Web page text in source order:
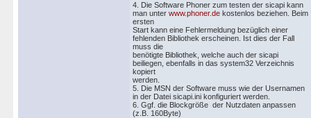
4. Die Software Phoner zum testen der sicapi kann
man unter www.phoner.de kostenlos beziehen. Beim
ersten
Start kann eine Fehlermeldung bezüglich einer
fehlenden Bibliothek erscheinen. Ist dies der Fall
muss die
benötigte Bibliothek, welche auch der sicapi
beiliegen, ebenfalls in das system32 Verzeichnis
kopiert
werden.
5. Die MSN der Software muss wie der Usernamen
in der Datei sicapi.ini konfiguriert werden.
6. Ggf. die Blockgröße der Nutzdaten anpassen
(z.B. 160Byte)